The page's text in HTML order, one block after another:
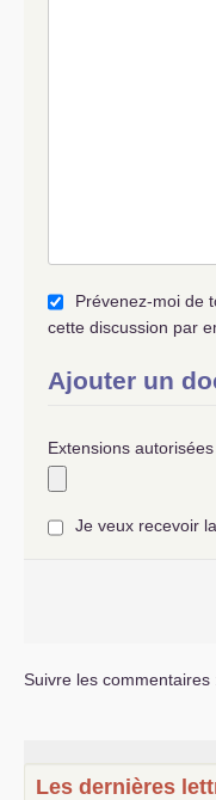
Prévenez-moi de
cette discussion par
Ajouter un
Extensions
Je veux recevoir
Suivre les commentaires
Les dernières